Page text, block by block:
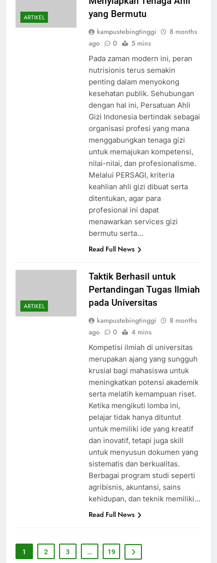
ARTIKEL
yang Bermutu
kampustebingtinggi
8 months
ago
0 5 mins
Pada zaman modern ini, peran
nutrisionis terus semakin
penting dalam menyokong
kesehatan publik. Sehubungan
dengan hal ini, Persatuan Ahli
Gizi Indonesia bertindak sebagai
organisasi profesi yang mana
menggabungkan tenaga gizi
untuk memajukan kompetensi,
nilai-nilai, dan profesionalisme.
Melalui PERSAGI, kriteria
keahlian ahli gizi dibuat serta
ditentukan, agar para
profesional ini dapat
menawarkan services gizi
bermutu serta…
Read Full News
ARTIKEL
Taktik Berhasil untuk
Pertandingan Tugas Ilmiah
pada Universitas
kampustebingtinggi
8 months
ago
0 4 mins
Kompetisi ilmiah di universitas
merupakan ajang yang sungguh
krusial bagi mahasiswa untuk
meningkatkan potensi akademik
serta melatih kemampuan riset.
Ketika mengikuti lomba ini,
pelajar tidak hanya dituntut
untuk memiliki ide yang kreatif
dan inovatif, tetapi juga skill
untuk menyusun dokumen yang
sistematis dan berkualitas.
Berbagai program studi seperti
agribisnis, akuntansi, sains
kehidupan, dan teknik memiliki…
Read Full News
1 2 3 … 19